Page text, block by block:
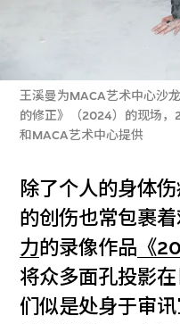
王溪曼为MACA艺术中心沙
的修正》（2024）的现场
和MACA艺术中心提供
除了个人的身体
的创伤也常包裹
力的录像作品 《
将众多面孔投影
们似是处身于审